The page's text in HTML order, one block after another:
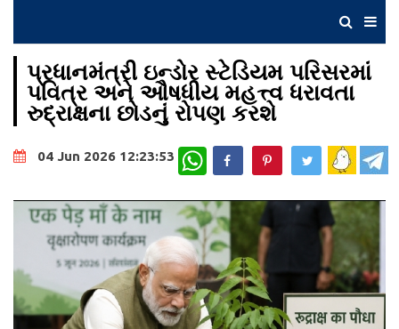
પ્રધાનમંત્રી ઇન્ડોર સ્ટેડિયમ પરિસરમાં
પવિત્ર અને ઔષધીય મહત્ત્વ ધરાવતા
રુદ્રાક્ષના છોડનું રોપણ કરશે
04 Jun 2026 12:23:53 WhatsApp